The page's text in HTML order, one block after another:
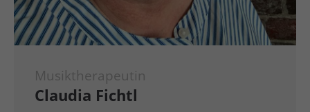
Musiktherapeutin
Claudia Fichtl